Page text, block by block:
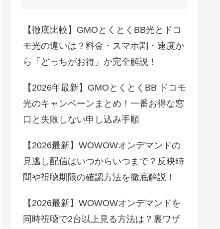
【徹底比較】GMOとくとくBB光とドコ
モ光の違いは？料金・スマホ割・速度か
ら「どっちがお得」か完全解説！
【2026年最新】GMOとくとくBB ドコモ
光のキャンペーンまとめ！一番お得な窓
口と失敗しない申し込み手順
【2026最新】WOWOWオンデマンドの
見逃し配信はいつからいつまで？反映時
間や視聴期限の確認方法を徹底解説！
【2026最新】WOWOWオンデマンドを
同時視聴で2台以上見る方法は？裏ワザ